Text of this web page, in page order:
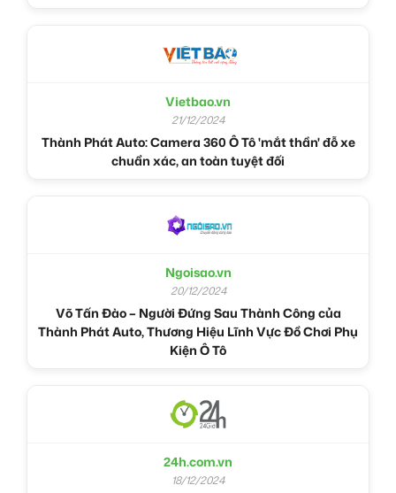
Vietbao.vn
21/12/2024
Thành Phát Auto: Camera 360 Ô Tô 'mắt thần' đỗ xe
chuẩn xác, an toàn tuyệt đối
Ngoisao.vn
20/12/2024
Võ Tấn Đào – Người Đứng Sau Thành Công của
Thành Phát Auto, Thương Hiệu Lĩnh Vực Đồ Chơi Phụ
Kiện Ô Tô
24h.com.vn
18/12/2024